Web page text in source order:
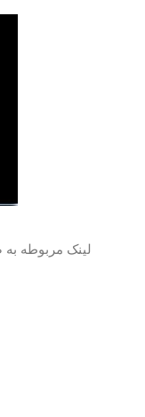
لینک مربوطه